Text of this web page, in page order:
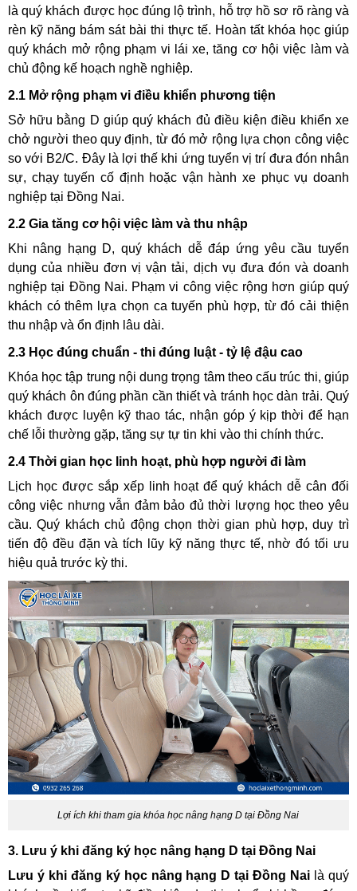
là quý khách được học đúng lộ trình, hỗ trợ hồ sơ rõ ràng và
rèn kỹ năng bám sát bài thi thực tế. Hoàn tất khóa học giúp
quý khách mở rộng phạm vi lái xe, tăng cơ hội việc làm và
chủ động kế hoạch nghề nghiệp.
2.1 Mở rộng phạm vi điều khiển phương tiện
Sở hữu bằng D giúp quý khách đủ điều kiện điều khiển xe
chở người theo quy định, từ đó mở rộng lựa chọn công việc
so với B2/C. Đây là lợi thế khi ứng tuyển vị trí đưa đón nhân
sự, chạy tuyến cố định hoặc vận hành xe phục vụ doanh
nghiệp tại Đồng Nai.
2.2 Gia tăng cơ hội việc làm và thu nhập
Khi nâng hạng D, quý khách dễ đáp ứng yêu cầu tuyển
dụng của nhiều đơn vị vận tải, dịch vụ đưa đón và doanh
nghiệp tại Đồng Nai. Phạm vi công việc rộng hơn giúp quý
khách có thêm lựa chọn ca tuyến phù hợp, từ đó cải thiện
thu nhập và ổn định lâu dài.
2.3 Học đúng chuẩn - thi đúng luật - tỷ lệ đậu cao
Khóa học tập trung nội dung trọng tâm theo cấu trúc thi, giúp
quý khách ôn đúng phần cần thiết và tránh học dàn trải. Quý
khách được luyện kỹ thao tác, nhận góp ý kịp thời để hạn
chế lỗi thường gặp, tăng sự tự tin khi vào thi chính thức.
2.4 Thời gian học linh hoạt, phù hợp người đi làm
Lịch học được sắp xếp linh hoạt để quý khách dễ cân đối
công việc nhưng vẫn đảm bảo đủ thời lượng học theo yêu
cầu. Quý khách chủ động chọn thời gian phù hợp, duy trì
tiến độ đều đặn và tích lũy kỹ năng thực tế, nhờ đó tối ưu
hiệu quả trước kỳ thi.
Lợi ích khi tham gia khóa học nâng hạng D tại Đồng Nai
3. Lưu ý khi đăng ký học nâng hạng D tại Đồng Nai
Lưu ý khi đăng ký học nâng hạng D tại Đồng Nai là quý